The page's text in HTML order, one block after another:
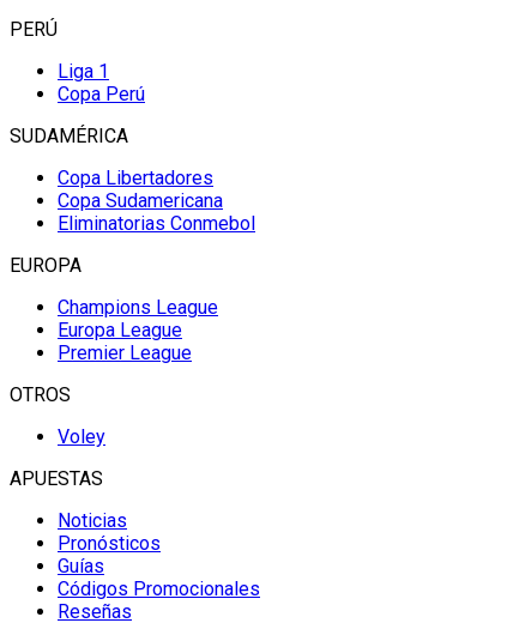
PERÚ
Liga 1
Copa Perú
SUDAMÉRICA
Copa Libertadores
Copa Sudamericana
Eliminatorias Conmebol
EUROPA
Champions League
Europa League
Premier League
OTROS
Voley
APUESTAS
Noticias
Pronósticos
Guías
Códigos Promocionales
Reseñas